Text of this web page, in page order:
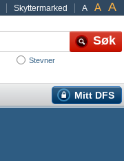
A A A
Skyttermarked
Stevner
Mitt DFS